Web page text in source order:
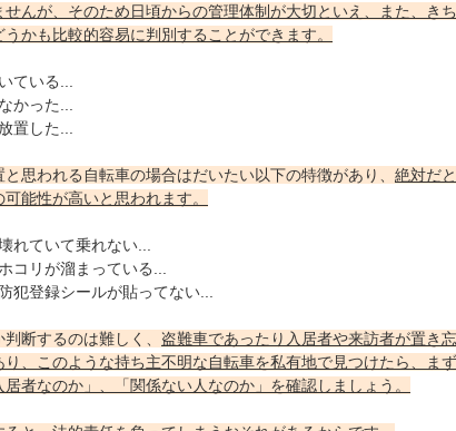
んが、そのため日頃からの管理体制が大切といえ、また、きち
かも比較的容易に判別することができます。
ている...
かった...
置した...
と思われる自転車の場合はだいたい以下の特徴があり、 絶対だと
能性が高いと思われます。
れていて乗れない...
コリが溜まっている...
犯登録シールが貼ってない...
断するのは難しく、 盗難車であったり入居者や来訪者が置き忘
、このような持ち主不明な自転車を私有地で見つけたら、まず
者なのか」、「関係ない人なのか」を確認しましょう。